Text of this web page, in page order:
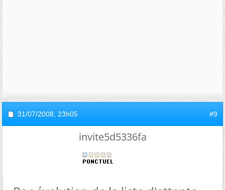
31/07/2008, 23h05 #9
invite5d5336fa